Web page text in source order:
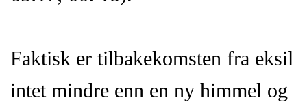
Faktisk er tilbakekomsten fra eksil
intet mindre enn en ny himmel og